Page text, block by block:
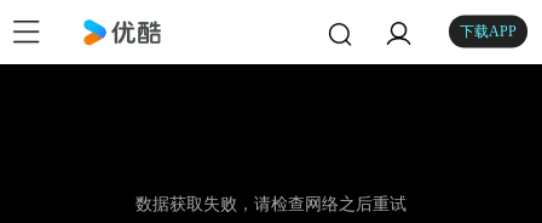
下载APP
数据获取失败，请检查网络之后重试